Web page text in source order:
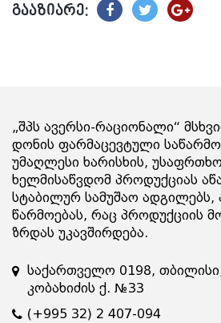
გააზიარე:
„შპს ავერსი-რაციონალი“
დონის ფარმაცევტული
უმაღლესი ხარისხის,
ხელმისაწვდომ პროდუქციას
სტაბილურ სამუშაო ადგილებს,
წარმოებას, რაც პროდუქციის
ზრდას უკავშირდება.
საქართველო 0198,
კობახიძის ქ. №33
(+995 32) 2 407-094